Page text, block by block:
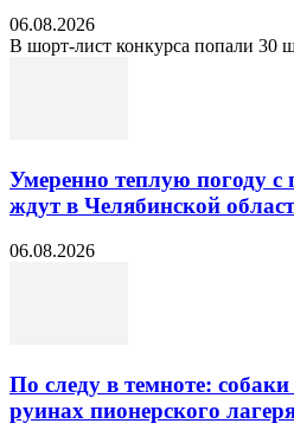
06.08.2026
В шорт‑лист конкурса попали 30
Умеренно теплую погоду
ждут в Челябинской
06.08.2026
По следу в темноте:
руинах пионерского